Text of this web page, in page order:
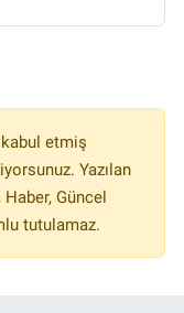
kabul etmiş
Yazılan
Güncel
tutulamaz.